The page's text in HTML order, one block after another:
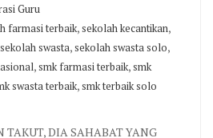
Guru
farmasi terbaik,sekolah kecantikan,
sekolah swasta,sekolah swasta solo,
,smk farmasi terbaik,smk
swasta terbaik,smk terbaik solo
DIA SAHABAT YANG